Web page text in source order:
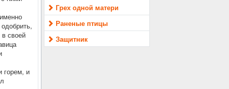
своей
горем, и
Грех одной матери
Раненые птицы
Защитник